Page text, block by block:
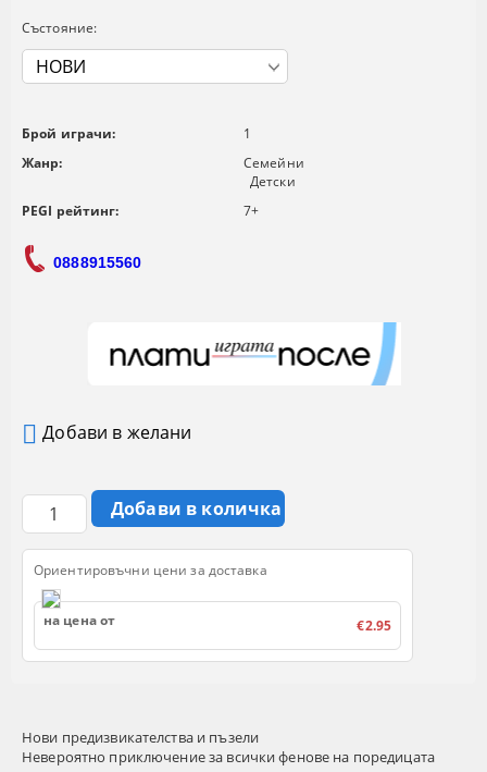
Нови предизвикателства и пъзели
Невероятно приключение за всички фенове на поредицата
Състояние:
Брой играчи:
1
Жанр:
Семейни
Детски
PEGI рейтинг:
7+
0888915560
Добави в желани
Ориентировъчни цени за доставка
на цена от €2.95